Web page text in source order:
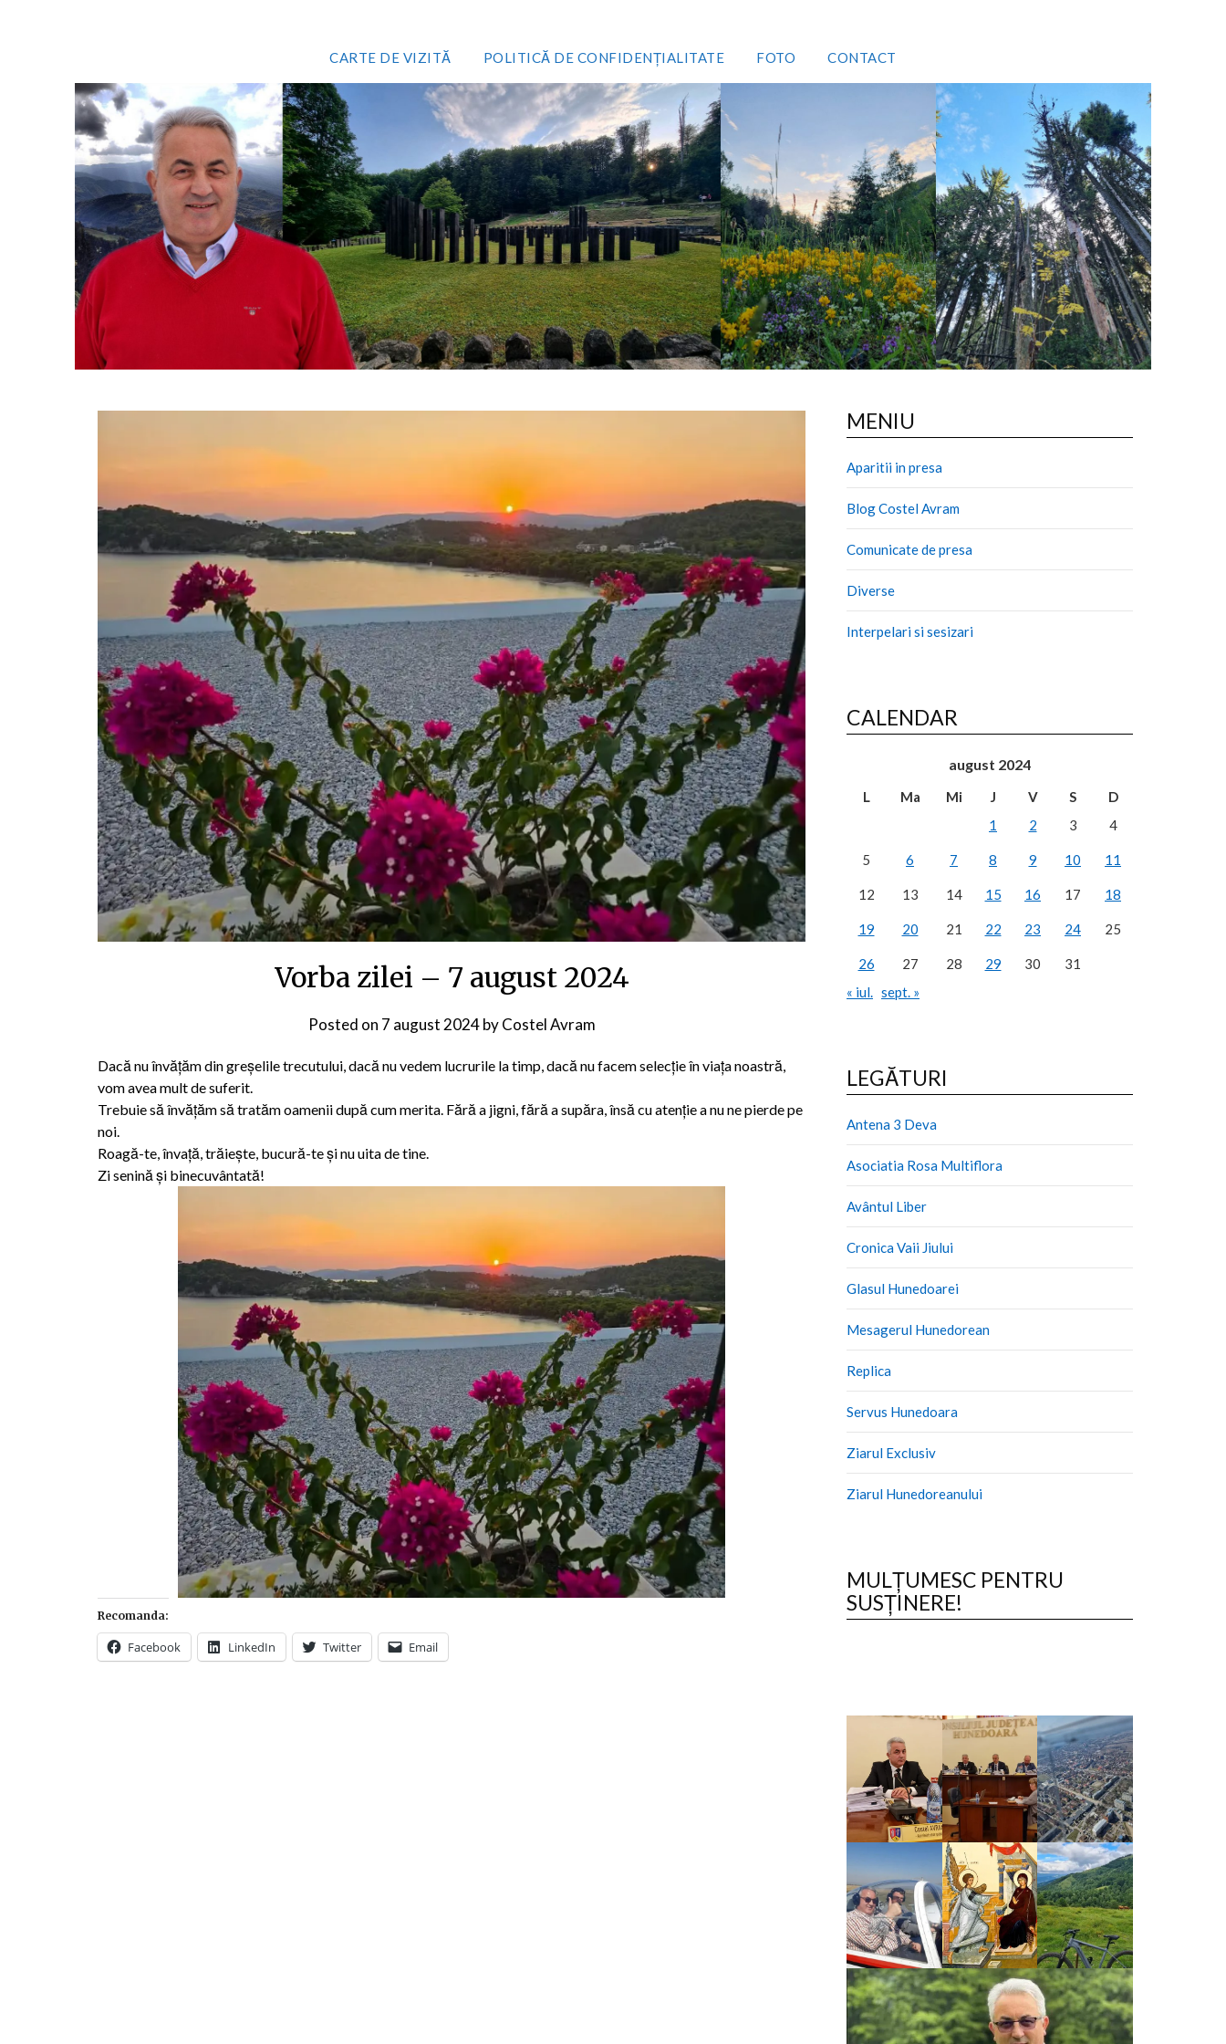
CARTE DE VIZITĂ POLITICĂ DE CONFIDENȚIALITATE FOTO CONTACT
Vorba zilei – 7 august 2024
Posted on 7 august 2024byCostel Avram
Dacă nu învățăm din greșelile trecutului, dacă nu vedem lucrurile la timp, dacă nu facem selecție în viața noastră,
vom avea mult de suferit.
Trebuie să învățăm să tratăm oamenii după cum merita. Fără a jigni, fără a supăra, însă cu atenție a nu ne pierde pe
noi.
Roagă-te, învață, trăiește, bucură-te și nu uita de tine.
Zi senină și binecuvântată!
Recomanda:
Facebook LinkedIn Twitter Email
MENIU
Aparitii in presa
Blog Costel Avram
Comunicate de presa
Diverse
Interpelari si sesizari
CALENDAR
august 2024
L Ma Mi J V S
D
1
2 3 4
5 6 7 8 9 10 11
12 13 14 15 16 17 18
19 20 21 22 23 24 25
26 27 28 29 30
31
« iul. sept. »
LEGĂTURI
Antena 3 Deva
Asociatia Rosa Multiflora
Avântul Liber
Cronica Vaii Jiului
Glasul Hunedoarei
Mesagerul Hunedorean
Replica
Servus Hunedoara
Ziarul Exclusiv
Ziarul Hunedoreanului
MULȚUMESC PENTRU
SUSȚINERE!